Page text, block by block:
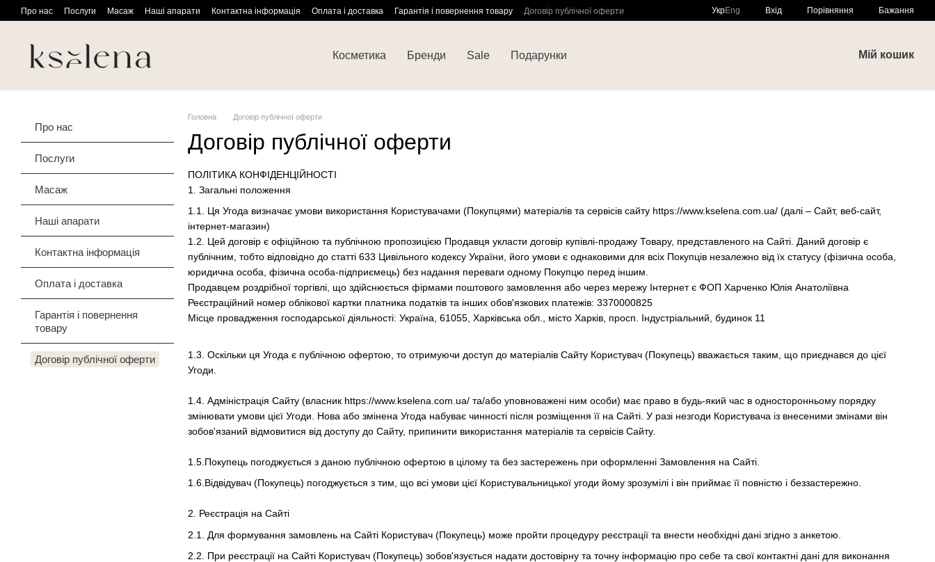
Перейти до основного контенту
Про нас Послуги Масаж Наші апарати Контактна інформація Оплата і доставка Гарантія і повернення товару Договір публічної оферти УкрEng Вхід Порівняння Бажання
Косметика Бренди Sale Подарунки Мій кошик
Головна Договір публічної оферти
Договір публічної оферти
ПОЛІТИКА КОНФІДЕНЦІЙНОСТІ
1. Загальні положення
1.1. Ця Угода визначає умови використання Користувачами (Покупцями) матеріалів та сервісів сайту https://www.kselena.com.ua/ (далі – Сайт, веб-сайт,
інтернет-магазин)
1.2. Цей договір є офіційною та публічною пропозицією Продавця укласти договір купівлі-продажу Товару, представленого на Сайті. Даний договір є
публічним, тобто відповідно до статті 633 Цивільного кодексу України, його умови є однаковими для всіх Покупців незалежно від їх статусу (фізична особа,
юридична особа, фізична особа-підприємець) без надання переваги одному Покупцю перед іншим.
Продавцем роздрібної торгівлі, що здійснюється фірмами поштового замовлення або через мережу Інтернет є ФОП Харченко Юлія Анатоліївна
Реєстраційний номер облікової картки платника податків та інших обов'язкових платежів: 3370000825
Місце провадження господарської діяльності: Україна, 61055, Харківська обл., місто Харків, просп. Індустріальний, будинок 11
1.3. Оскільки ця Угода є публічною офертою, то отримуючи доступ до матеріалів Сайту Користувач (Покупець) вважається таким, що приєднався до цієї
Угоди.
1.4. Адміністрація Сайту (власник https://www.kselena.com.ua/ та/або уповноважені ним особи) має право в будь-який час в односторонньому порядку
змінювати умови цієї Угоди. Нова або змінена Угода набуває чинності після розміщення її на Сайті. У разі незгоди Користувача із внесеними змінами він
зобов'язаний відмовитися від доступу до Сайту, припинити використання матеріалів та сервісів Сайту.
1.5.Покупець погоджується з даною публічною офертою в цілому та без застережень при оформленні Замовлення на Сайті.
1.6.Відвідувач (Покупець) погоджується з тим, що всі умови цієї Користувальницької угоди йому зрозумілі і він приймає її повністю і беззастережно.
2. Реєстрація на Сайті
2.1. Для формування замовлень на Сайті Користувач (Покупець) може пройти процедуру реєстрації та внести необхідні дані згідно з анкетою.
2.2. При реєстрації на Сайті Користувач (Покупець) зобов'язується надати достовірну та точну інформацію про себе та свої контактні дані для виконання
Про нас
Послуги
Масаж
Наші апарати
Контактна інформація
Оплата і доставка
Гарантія і повернення
товару
Договір публічної оферти